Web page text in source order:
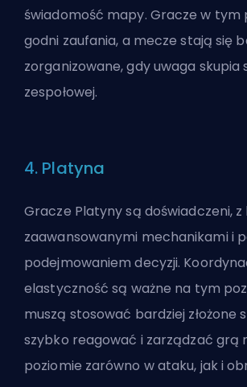
świadomość mapy. Gracze w tym
godni zaufania, a mecze stają się
zorganizowane, gdy uwaga skupia
zespołowej.
4. Platyna
Gracze Platyny są doświadczeni, z
zaawansowanymi mechanikami i
podejmowaniem decyzji.
elastyczność są ważne na tym
muszą stosować bardziej złożone
szybko reagować i zarządzać grą
poziomie zarówno w ataku, jak i